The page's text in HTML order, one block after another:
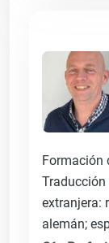
Formación
extranjera:
alemán;